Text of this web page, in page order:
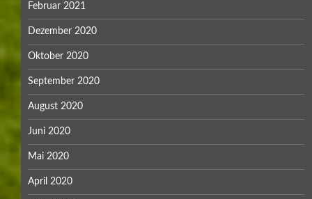
Februar 2021
Dezember 2020
Oktober 2020
September 2020
August 2020
Juni 2020
Mai 2020
April 2020